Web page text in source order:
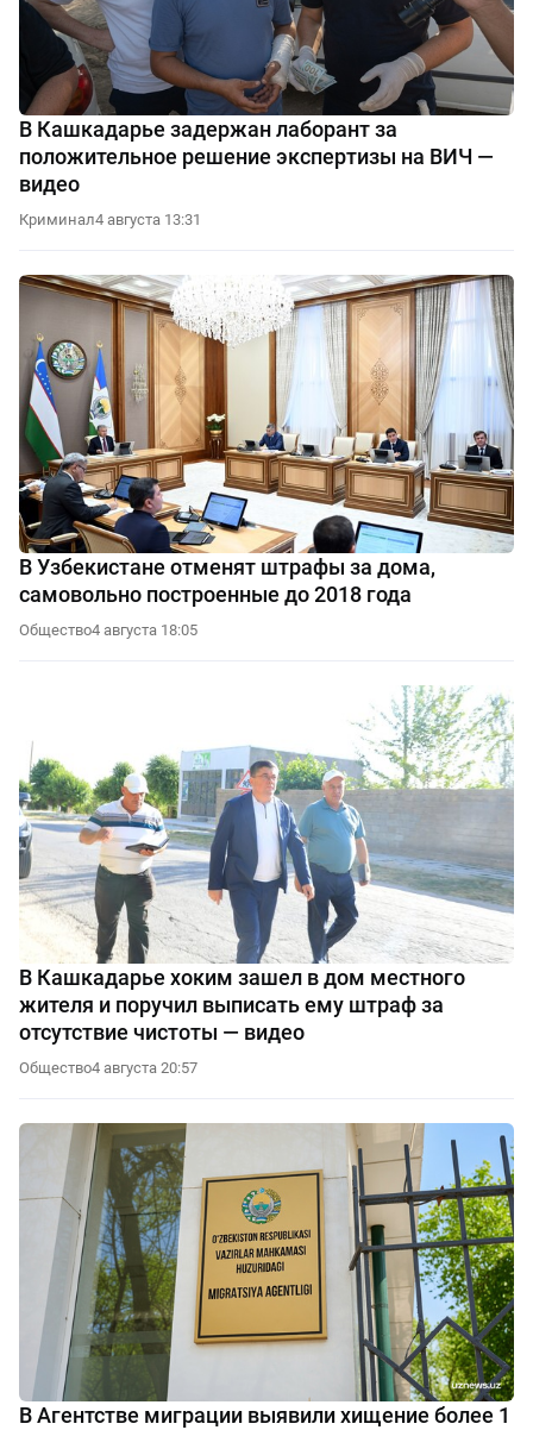
В Кашкадарье задержан лаборант за
положительное решение экспертизы на ВИЧ —
видео
Криминал4 августа 13:31
В Узбекистане отменят штрафы за дома,
самовольно построенные до 2018 года
Общество4 августа 18:05
В Кашкадарье хоким зашел в дом местного
жителя и поручил выписать ему штраф за
отсутствие чистоты — видео
Общество4 августа 20:57
В Агентстве миграции выявили хищение более 1